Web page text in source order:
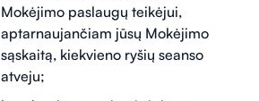
Mokėjimo paslaugų teikėjui,
aptarnaujančiam jūsų Mokėjimo
sąskaitą, kiekvieno ryšių seanso
atveju;